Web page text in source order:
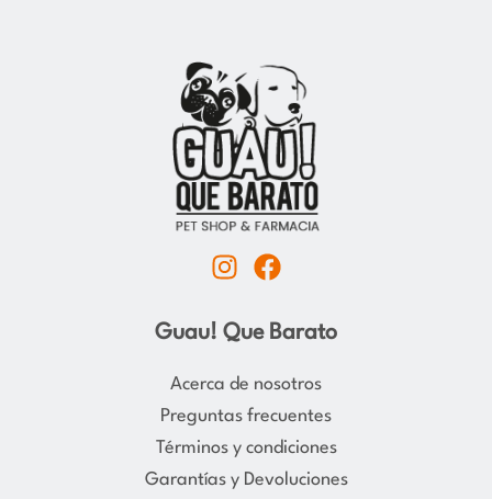
I
s
t
a
r
a
m
F
c
e
b
o
k
Guau! Que Barato
Acerca de nosotros
Preguntas frecuentes
Términos y condiciones
Garantías y Devoluciones